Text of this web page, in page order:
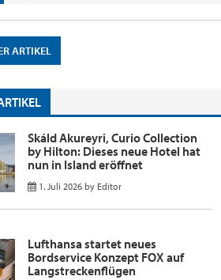
ARTIKEL
Skáld Akureyri, Curio Collection
by Hilton: Dieses neue Hotel hat
nun in Island eröffnet
1. Juli 2026 by Editor
Lufthansa startet neues
Bordservice Konzept FOX auf
Langstreckenflügen